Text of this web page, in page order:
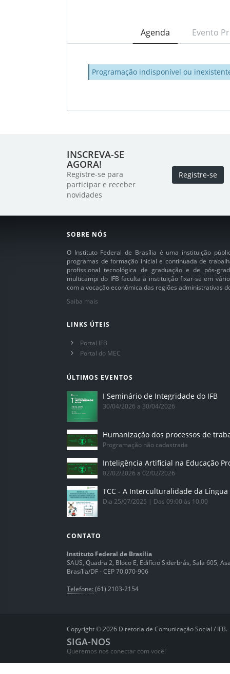
Agenda Evento
Programação indisponível ou
INSCREVA-SE
AGORA!
Registre-se para
participar e receber
novidades
Registre-se
SOBRE NÓS
O Instituto Federal de Brasília é uma instituição
programas de formação inicial e continuada de
profissional tecnológica de graduação e de pós-
multicampi do IFB faculta à instituição fixar-se em
com a vocação econômica das regiões administrativas
Saiba mais
LINKS ÚTEIS
Portal IFB
Portal do MEC
ÚLTIMOS EVENTOS
I Seminário de Integridade do IFB
30/04/2026 a 30/04/2026
Humanização dos processos de
Programação não cadastrada
02/02/2026 a 02/02/2026
Dia 25/07/2025 | Das 09:00 às 10:00
CONTATO
Instituto Federal de Brasília
SAUS, Quadra 2, Bloco E, Edifício Siderbrás, Sala 605,
Brasília/DF - CEP 70.070-906
Telefone: (61) 2103-2154
Copyright © 2026 Diretoria de Comunicação Social / IFB.
SIGA-NOS
Queremos nos conectar com você!